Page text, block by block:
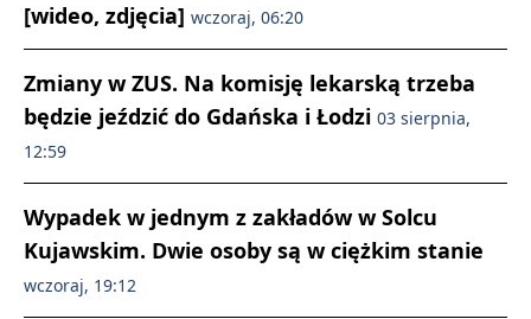
[wideo, zdjęcia] wczoraj, 06:20
Zmiany w ZUS. Na komisję lekarską trzeba
będzie jeździć do Gdańska i Łodzi 03 sierpnia,
12:59
Wypadek w jednym z zakładów w Solcu
Kujawskim. Dwie osoby są w ciężkim stanie
wczoraj, 19:12